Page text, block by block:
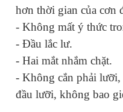
hơn thời gian của cơn
- Không mất ý thức
- Đầu lắc lư.
- Hai mắt nhắm chặt.
- Không cắn phải lưỡi,
đầu lưỡi, không bao